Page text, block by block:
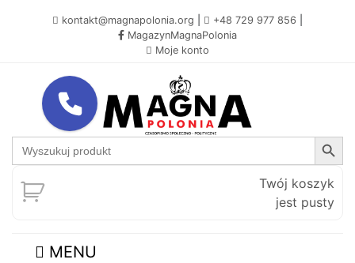
kontakt@magnapolonia.org +48 729 977 856
MagazynMagnaPolonia
Moje konto
Search
for:
Search Button
Twój koszyk
jest pusty
MENU